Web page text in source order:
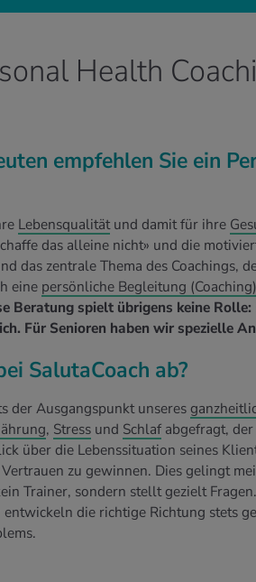
Health
empfehlen Sie ein
Lebensqualitätund damit für ihre
das alleine nicht» und die
das zentrale Thema des Coachings,
eine persönliche Begleitung (Coaching)
Beratung spielt übrigens keine
Für Senioren haben wir spezielle
SalutaCoach ab?
der Ausgangspunkt unseres
, Stressund Schlafabgefragt, der
über die Lebenssituation seines
zu gewinnen. Dies gelingt
Trainer, sondern stellt gezielt
die richtige Richtung stets